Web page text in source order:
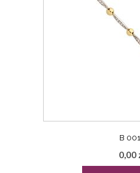
B
0,00